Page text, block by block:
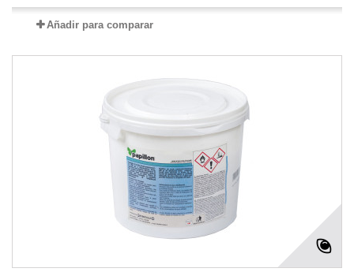
Añadir para comparar